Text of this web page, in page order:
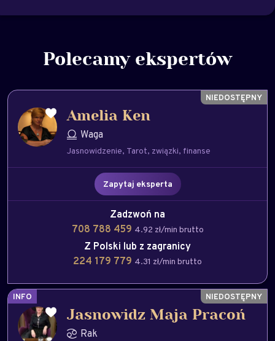
Polecamy ekspertów
Amelia Ken
Waga
Jasnowidzenie Tarot związki finanse
Zapytaj eksperta
Zadzwoń na
708 788 459 4.92 zł/min brutto
Z Polski lub z zagranicy
224 179 779 4.31 zł/min brutto
INFO
Jasnowidz Maja Pracoń
Rak